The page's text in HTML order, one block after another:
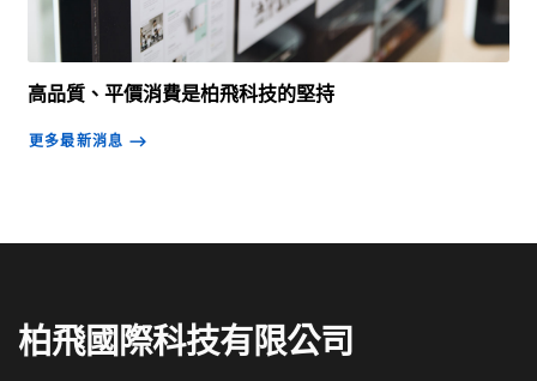
高品質、平價消費是柏飛科技的堅持
更多最新消息 ⟶
柏飛國際科技有限公司